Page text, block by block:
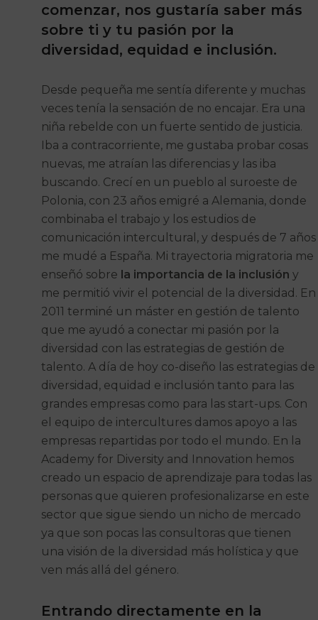
comenzar, nos gustaría saber más
sobre ti y tu pasión por la
diversidad, equidad e inclusión.
Desde pequeña me sentía diferente y muchas
veces tenía la sensación de no encajar. Era una
niña rebelde con un fuerte sentido de justicia.
Iba a contracorriente, me gustaba probar cosas
nuevas, me atraían las diferencias y las iba
buscando. Crecí en un pueblo al suroeste de
Polonia, con 23 años emigré a Alemania, donde
combinaba el trabajo y los estudios de
comunicación intercultural, y después de 7 años
me mudé a España. Mi trayectoria migratoria me
enseñó sobre la importancia de la inclusión y
me permitió vivir el potencial de la diversidad. En
2011 terminé un máster en gestión de talento
que me ayudó a conectar mi pasión por la
diversidad con las estrategias de gestión de
talento. A día de hoy co-diseño las estrategias de
diversidad, equidad e inclusión tanto para las
grandes empresas como para las start-ups. Con
el equipo de intercultures damos apoyo a las
empresas repartidas por todo el mundo. En la
Academy for Diversity and Innovation hemos
creado un espacio de aprendizaje para todas las
personas que quieren profesionalizarse en este
sector que sigue siendo un nicho de mercado
ya que son pocas las consultoras que tienen
una visión de la diversidad más holística y que
ven más allá del género.
Entrando directamente en la